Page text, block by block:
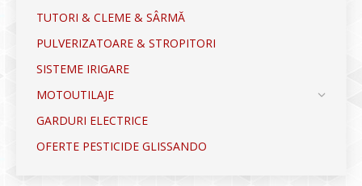
TUTORI & CLEME & SÂRMĂ
PULVERIZATOARE & STROPITORI
SISTEME IRIGARE
MOTOUTILAJE
GARDURI ELECTRICE
OFERTE PESTICIDE GLISSANDO